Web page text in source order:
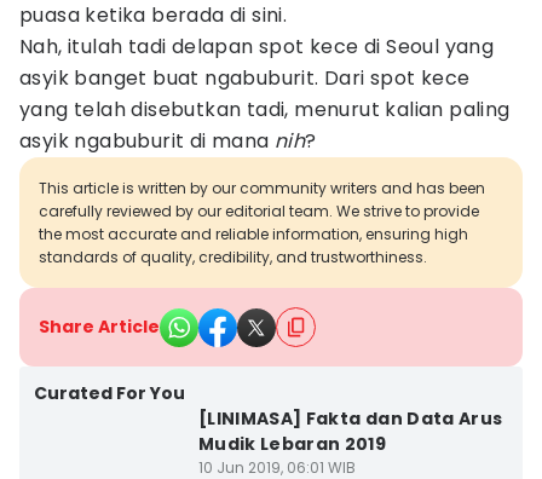
puasa ketika berada di sini.
Nah, itulah tadi delapan spot kece di Seoul yang
asyik banget buat ngabuburit. Dari spot kece
yang telah disebutkan tadi, menurut kalian paling
asyik ngabuburit di mana nih?
This article is written by our community writers and has been
carefully reviewed by our editorial team. We strive to provide
the most accurate and reliable information, ensuring high
standards of quality, credibility, and trustworthiness.
Share Article
Curated For You
[LINIMASA] Fakta dan Data Arus
Mudik Lebaran 2019
10 Jun 2019, 06:01 WIB